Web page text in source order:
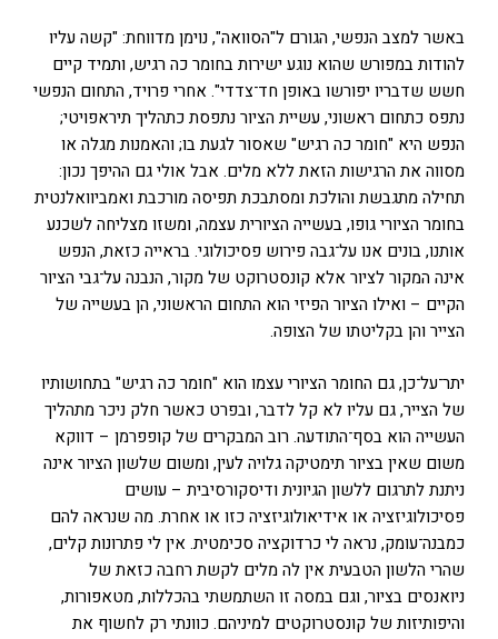
באשר למצב הנפשי, הגורם ל"הסוואה", נוימן מדווחת: "קשה עליו
להודות במפורש שהוא נוגע ישירות בחומר כה רגיש, ותמיד קיים
חשש שדבריו יפורשו באופן חד־צדדי". אחרי פרויד, התחום הנפשי
נתפס כתחום ראשוני, עשיית הציור נתפסת כתהליך תיראפויטי;
הנפש היא "חומר כה רגיש" שאסור לגעת בו; והאמנות מגלה או
מסווה את הרגישות הזאת ללא מלים. אבל אולי גם ההיפך נכון:
תחילה מתגבשת והולכת ומסתבכת תפיסה מורכבת ואמביוואלנטית
בחומר הציורי גופו, בעשייה הציורית עצמה, ומשזו מצליחה לשכנע
אותנו, בונים אנו על־גבה פירוש פסיכולוגי. בראייה כזאת, הנפש
אינה המקור לציור אלא קונסטרוקט של מקור, הנבנה על־גבי הציור
הקיים – ואילו הציור הפיזי הוא התחום הראשוני, הן בעשייה של
הצייר והן בקליטתו של הצופה.
יתר־על־כן, גם החומר הציורי עצמו הוא "חומר כה רגיש" בתחושותיו
של הצייר, גם עליו לא קל לדבר, ובפרט כאשר חלק ניכר מתהליך
העשייה הוא בסף־התודעה. רוב המבקרים של קופפרמן – דווקא
משום שאין בציור תימטיקה גלויה לעין, ומשום שלשון הציור אינה
ניתנת לתרגום ללשון הגיונית ודיסקורסיבית – עושים
פסיכולוגיזציה או אידיאולוגיזציה כזו או אחרת. מה שנראה להם
כמבנה־עומק, נראה לי כרדוקציה סכימטית. אין לי פתרונות קלים,
שהרי הלשון הטבעית אין לה מלים לקשת רחבה כזאת של
ניואנסים בציור, וגם במסה זו השתמשתי בהכללות, מטאפורות,
והיפותיזות של קונסטרוקטים למיניהם. כוונתי רק לחשוף את